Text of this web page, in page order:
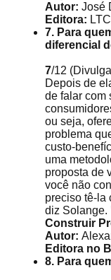
Autor: José
Editora: LTC
7. Para
diferencial
7/12
Depois de
de falar com
ou seja,
problema
custo-
uma
proposta de
você não
preciso tê-la
diz Solange.
Construir
Autor:
Editora no
8. Para